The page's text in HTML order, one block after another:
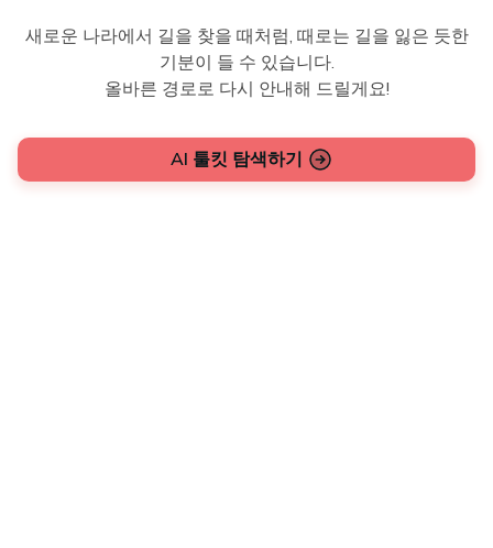
새로운 나라에서 길을 찾을 때처럼, 때로는 길을 잃은 듯한
기분이 들 수 있습니다.
올바른 경로로 다시 안내해 드릴게요!
AI 툴킷 탐색하기